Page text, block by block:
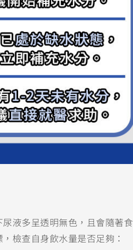
液多呈透明無色，且會隨著
檢查自身飲水量是否足夠：